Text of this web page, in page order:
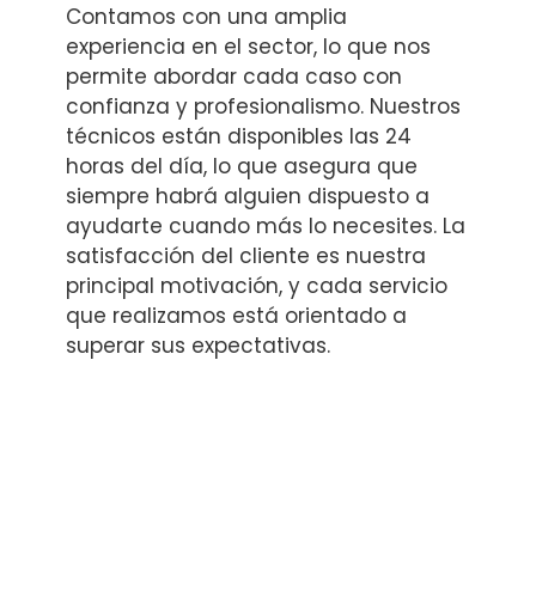
Contamos con una amplia
experiencia en el sector, lo que nos
permite abordar cada caso con
confianza y profesionalismo. Nuestros
técnicos están disponibles las 24
horas del día, lo que asegura que
siempre habrá alguien dispuesto a
ayudarte cuando más lo necesites. La
satisfacción del cliente es nuestra
principal motivación, y cada servicio
que realizamos está orientado a
superar sus expectativas.